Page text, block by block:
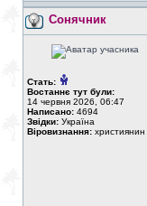
Сонячник
Стать:
Востаннє тут були:
14 червня 2026, 06:47
Написано: 4694
Звідки: Україна
Віровизнання: християнин